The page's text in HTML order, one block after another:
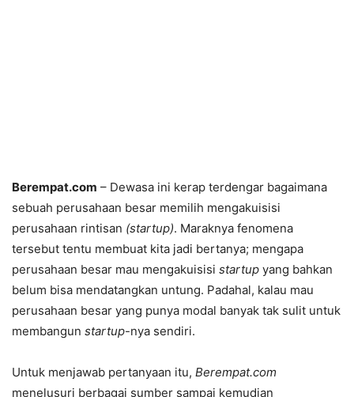
Berempat.com – Dewasa ini kerap terdengar bagaimana
sebuah perusahaan besar memilih mengakuisisi
perusahaan rintisan (startup). Maraknya fenomena
tersebut tentu membuat kita jadi bertanya; mengapa
perusahaan besar mau mengakuisisi startup yang bahkan
belum bisa mendatangkan untung. Padahal, kalau mau
perusahaan besar yang punya modal banyak tak sulit untuk
membangun startup-nya sendiri.
Untuk menjawab pertanyaan itu, Berempat.com
menelusuri berbagai sumber sampai kemudian